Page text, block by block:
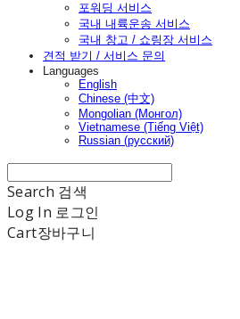
포워딩 서비스
국내 내륙운송 서비스
국내 창고 / 쇼링장 서비스
견적 받기 / 서비스 문의
Languages
English
Chinese (中文)
Mongolian (Монгол)
Vietnamese (Tiếng Việt)
Russian (русский)
Search 검색
Log In 로그인
Cart장바구니